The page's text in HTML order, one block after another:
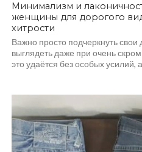
Минимализм и
женщины для дорогого
хитрости
Важно просто подчеркнуть
выглядеть даже при очень
это удаётся без особых усилий,